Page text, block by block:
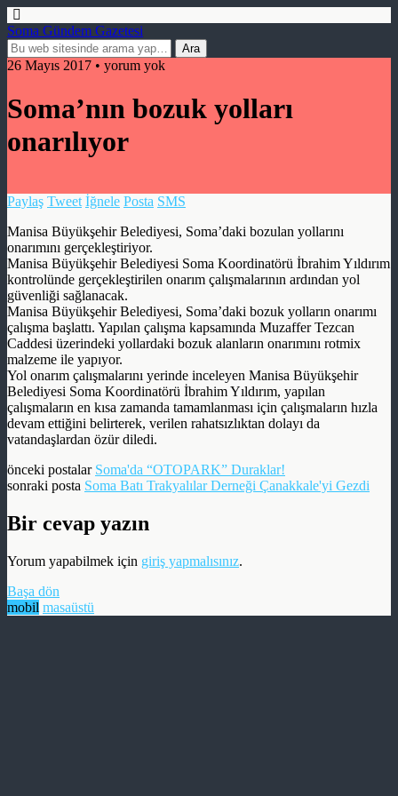
Soma Gündem Gazetesi
26 Mayıs 2017 • yorum yok
Soma’nın bozuk yolları
onarılıyor
Paylaş Tweet İğnele Posta SMS
Manisa Büyükşehir Belediyesi, Soma’daki bozulan yollarını
onarımını gerçekleştiriyor.
Manisa Büyükşehir Belediyesi Soma Koordinatörü İbrahim Yıldırım
kontrolünde gerçekleştirilen onarım çalışmalarının ardından yol
güvenliği sağlanacak.
Manisa Büyükşehir Belediyesi, Soma’daki bozuk yolların onarımı
çalışma başlattı. Yapılan çalışma kapsamında Muzaffer Tezcan
Caddesi üzerindeki yollardaki bozuk alanların onarımını rotmix
malzeme ile yapıyor.
Yol onarım çalışmalarını yerinde inceleyen Manisa Büyükşehir
Belediyesi Soma Koordinatörü İbrahim Yıldırım, yapılan
çalışmaların en kısa zamanda tamamlanması için çalışmaların hızla
devam ettiğini belirterek, verilen rahatsızlıktan dolayı da
vatandaşlardan özür diledi.
önceki postalar Soma'da “OTOPARK” Duraklar!
sonraki posta Soma Batı Trakyalılar Derneği Çanakkale'yi Gezdi
Bir cevap yazın
Yorum yapabilmek için giriş yapmalısınız.
Başa dön
mobil masaüstü